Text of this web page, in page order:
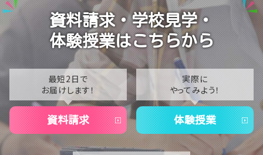
【札幌駅前】8/19（水）中高生スポーツチャレンジカップ
Featuring Fortnite
【札幌駅前】職業体験イベントU:meeets!!! 参加レポ
ート part3☆
2024
2023
2021
2020
資料請求・学校見学・
体験授業はこちらから
最短2日で
お届けします！
資料請求
実際に
やってみよう！
体験授業